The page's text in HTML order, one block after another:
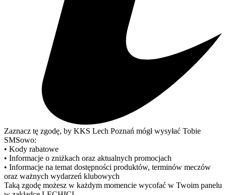
Zaznacz tę zgodę, by KKS Lech Poznań mógł wysyłać Tobie
SMSowo:
• Kody rabatowe
• Informacje o zniżkach oraz aktualnych promocjach
• Informacje na temat dostępności produktów, terminów meczów
oraz ważnych wydarzeń klubowych
Taką zgodę możesz w każdym momencie wycofać w Twoim panelu